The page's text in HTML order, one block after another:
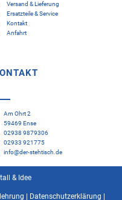
Versand & Lieferung
Ersatzteile & Service
Kontakt
Anfahrt
Am Ohrt 2
59469 Ense
02938 9879306
02933 921775
info@der-stehtisch.de
& Idee
Datenschutzerklärung